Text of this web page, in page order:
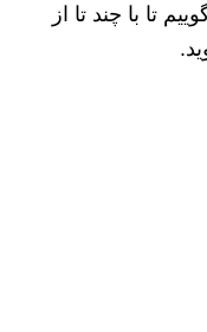
تا با چند تا از